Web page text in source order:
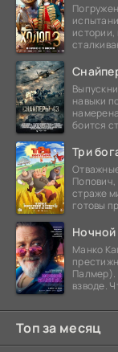
истории,
навыки
боится
Три
страже
готовы
Ночной
Манко
Палмер).
взводе.
Топ за месяц